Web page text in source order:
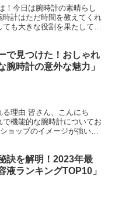
！今日は腕時計の素晴らし
計はただ時間を教えてくれ
も大きな役割を果たしてい
で見つけた！おしゃれ
腕時計の意外な魅力」
理由 皆さん、こんにち
機能的な腕時計についてお
ョップのイメージが強いか
訣を解明！2023年最
液ランキングTOP10」